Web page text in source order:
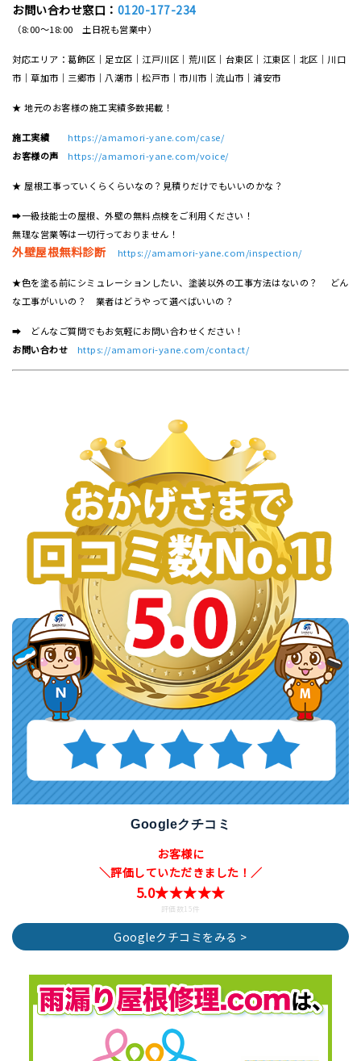
お問い合わせ窓口： 0120-177-234
（8:00～18:00 土日祝も営業中）
対応エリア：葛飾区｜足立区｜江戸川区｜荒川区｜台東区｜江東区｜北区｜川口
市｜草加市｜三郷市｜八潮市｜松⼾市｜市川市｜流⼭市｜浦安市
★ 地元のお客様の施工実績多数掲載！
施工実績
https://amamori-yane.com/case/
お客様の声
https://amamori-yane.com/voice/
★ 屋根工事っていくらくらいなの？見積りだけでもいいのかな？
➡一級技能士の屋根、外壁の無料点検をご利用ください！
無理な営業等は一切行っておりません！
外壁屋根無料診断 https://amamori-yane.com/inspection/
★色を塗る前にシミュレーションしたい、塗装以外の工事方法はないの？ どん
な工事がいいの？ 業者はどうやって選べばいいの？
➡ どんなご質問でもお気軽にお問い合わせください！
お問い合わせ
https://amamori-yane.com/contact/
Googleクチコミ
お客様に
＼評価していただきました！／
5.0★★★★★
評価数15件
Googleクチコミをみる >